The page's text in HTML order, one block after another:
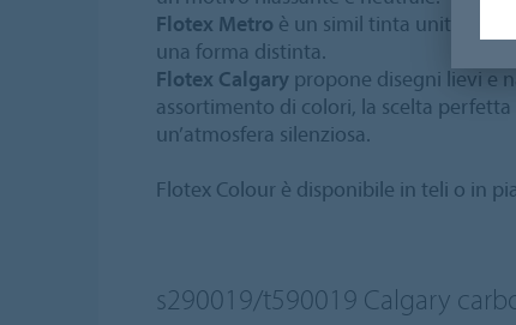
Flotex Metro è un simil tinta unita che
una forma distinta.
Flotex Calgary propone disegni lievi e
assortimento di colori, la scelta
un’atmosfera silenziosa.
Flotex Colour è disponibile in teli o in
s290019/t590019 Calgary